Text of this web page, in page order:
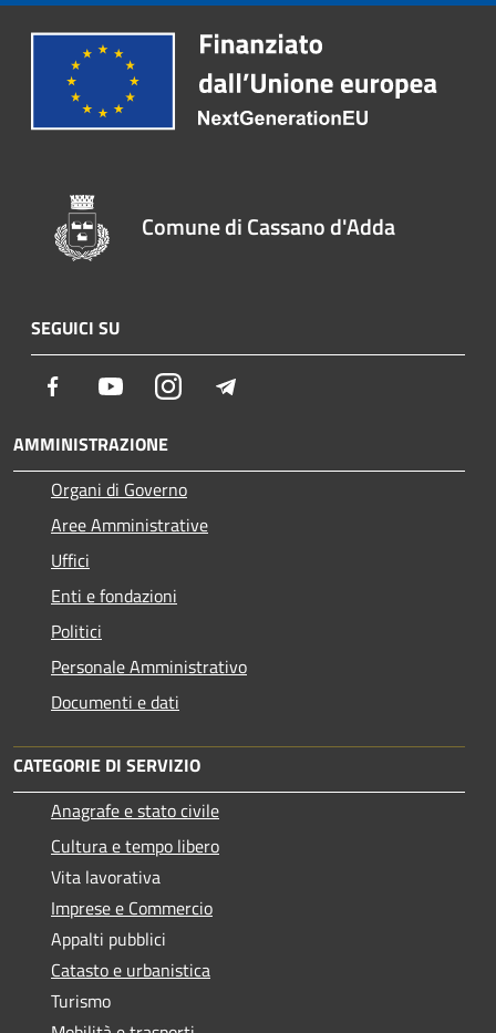
Comune di Cassano d'Adda
SEGUICI SU
Facebook YoutubeInstagram
AMMINISTRAZIONE
Organi di Governo
Aree Amministrative
Uffici
Enti e fondazioni
Politici
Personale Amministrativo
Documenti e dati
CATEGORIE DI SERVIZIO
Anagrafe e stato civile
Cultura e tempo libero
Vita lavorativa
Imprese e Commercio
Appalti pubblici
Catasto e urbanistica
Turismo